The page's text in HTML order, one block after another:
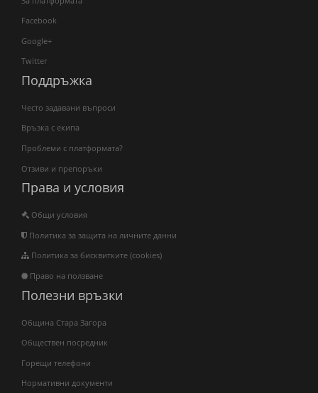
Facebook
Google+
Twitter
Поддръжка
Често задавани въпроси
Връзка с екипа
Проблеми с платформата?
Отзиви и препоръки
Права и условия
Общи условия
Политика за защита на личните данни
Политика за бисквитките (cookies)
Право на ползване
Полезни връзки
Община Стара Загора
Обществен посредник
Горещи телефони
Нормативни документи